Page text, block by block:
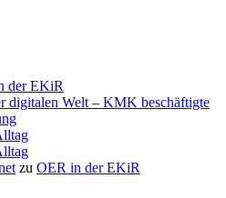
der EKiR
digitalen Welt – KMK beschäftigte
zu OER in der EKiR